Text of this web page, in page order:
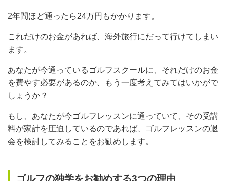
2年間ほど通ったら24万円もかかります。
これだけのお金があれば、海外旅行にだって行けてしまい
ます。
あなたが今通っているゴルフスクールに、それだけのお金
を費やす必要があるのか、もう一度考えてみてはいかがで
しょうか？
もし、あなたが今ゴルフレッスンに通っていて、その受講
料が家計を圧迫しているのであれば、ゴルフレッスンの退
会を検討してみることをお勧めします。
ゴルフの独学をお勧めする3つの理由